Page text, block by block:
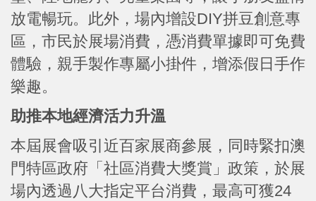
放電暢玩。此外，場內增設DIY拼豆創意專
區，市民於展場消費，憑消費單據即可免費
體驗，親手製作專屬小掛件，增添假日手作
樂趣。
助推本地經濟活力升溫
本屆展會吸引近百家展商參展，同時緊扣澳
門特區政府「社區消費大獎賞」政策，於展
場內透過八大指定平台消費，最高可獲24